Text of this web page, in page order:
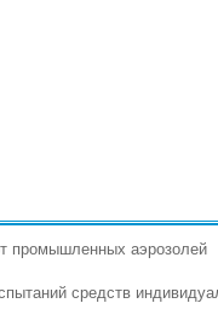
промышленных аэрозолей
средств